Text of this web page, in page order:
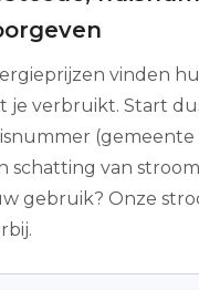
vinden
je verbruikt. Start
schatting van
gebruik? Onze